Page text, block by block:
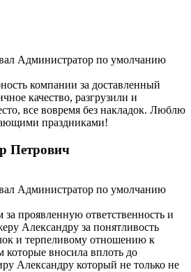
Администратор по умолчанию
компании за доставленный
качество, разгрузили и
все вовремя без накладок. Люблю
праздниками!
Петрович
Администратор по умолчанию
проявленную ответственность и
Александру за понятливость
и терпеливому отношению к
вносила вплоть до
Александру который не только не